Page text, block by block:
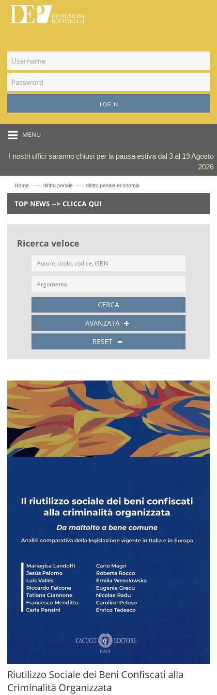
LOG IN
MENU
I nostri uffici saranno chiusi per la pausa estiva dal 3 al 19 Agosto
2026
Home —› diritto penale —› diritto penale economia
TOP NEWS --> CLICCA QUI
Ricerca veloce
CERCA
AVANZATA
RESET
Riutilizzo Sociale dei Beni Confiscati alla
Criminalità Organizzata